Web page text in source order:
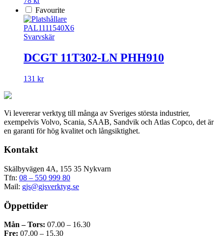
Favourite
PAL1111540X6
Svarvskär
DCGT 11T302-LN PHH910
131 kr
Vi levererar verktyg till många av Sveriges största industrier,
exempelvis Volvo, Scania, SAAB, Sandvik och Atlas Copco, det är
en garanti för hög kvalitet och långsiktighet.
Kontakt
Skälbyvägen 4A, 155 35 Nykvarn
Tfn: 08 – 550 999 80
Mail: gjs@gjsverktyg.se
Öppettider
Mån – Tors: 07.00 – 16.30
Fre: 07.00 – 15.30